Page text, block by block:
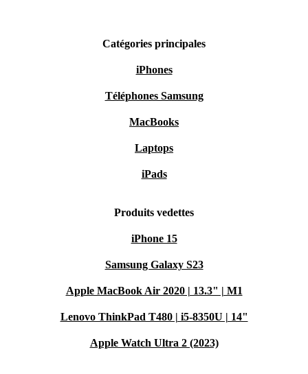
Catégories principales
iPhones
Téléphones Samsung
MacBooks
Laptops
iPads
Produits vedettes
iPhone 15
Samsung Galaxy S23
Apple MacBook Air 2020 | 13.3" | M1
Lenovo ThinkPad T480 | i5-8350U | 14"
Apple Watch Ultra 2 (2023)